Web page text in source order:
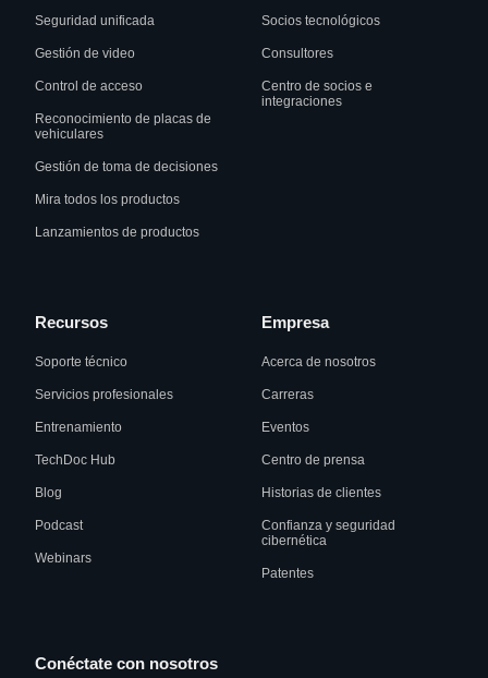
Seguridad unificada
Gestión de video
Control de acceso
Reconocimiento de placas de
vehiculares
Gestión de toma de decisiones
Mira todos los productos
Lanzamientos de productos
Socios tecnológicos
Consultores
Centro de socios e
integraciones
Recursos
Soporte técnico
Servicios profesionales
Entrenamiento
TechDoc Hub
Blog
Podcast
Webinars
Empresa
Acerca de nosotros
Carreras
Eventos
Centro de prensa
Historias de clientes
Confianza y seguridad
cibernética
Patentes
Conéctate con nosotros